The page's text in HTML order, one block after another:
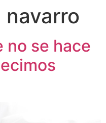
navarro
no se hace